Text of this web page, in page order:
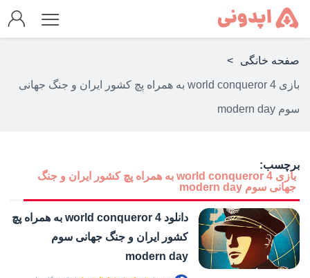
صفحه خانگی >
بازی world conqueror 4 به همراه پچ کشور ایران و جنگ جهانی
سوم modern day
برچسب:
بازی world conqueror 4 به همراه پچ کشور ایران و جنگ
جهانی سوم modern day
دانلود world conqueror 4 به همراه پچ
کشور ایران و جنگ جهانی سوم
modern day